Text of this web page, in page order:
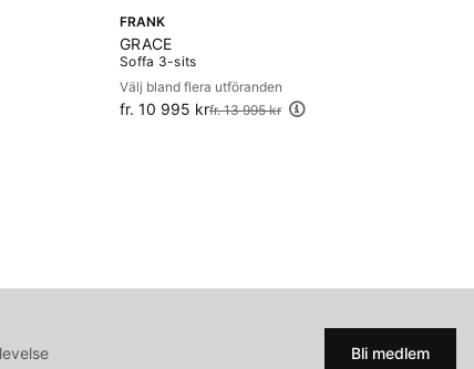
FRANK
GRACE
Soffa 3-sits
Välj bland flera utföranden
fr. 10 995 kr
Ordinarie pris:fr. 13 995 kr
Bli medlem